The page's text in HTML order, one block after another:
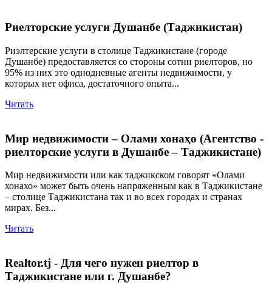
Риелторские услуги Душанбе (Таджикистан)
Риэлтерские услуги в столице Таджикистане (городе
Душанбе) предоставляется со стороны сотни риелторов, но
95% из них это однодневные агенты недвижимости, у
которых нет офиса, достаточного опыта...
Читать
Мир недвижимости – Олами хонаҳо (Агентство -
риелторские услуги в Душанбе – Таджикистане)
Мир недвижимости или как таджикском говорят «Олами
хонахо» может быть очень напряженным как в Таджикистане
– столице Таджикистана так и во всех городах и странах
мирах. Без...
Читать
Realtor.tj - Для чего нужен риелтор в
Таджикистане или г. Душанбе?